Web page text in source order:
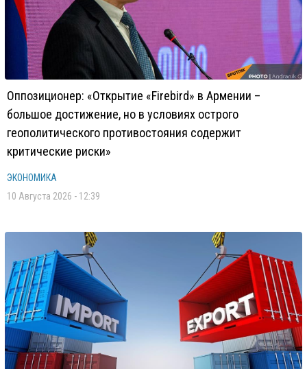
Оппозиционер: «Открытие «Firebird» в Армении –
большое достижение, но в условиях острого
геополитического противостояния содержит
критические риски»
ЭКОНОМИКА
10 Августа 2026 - 12:39